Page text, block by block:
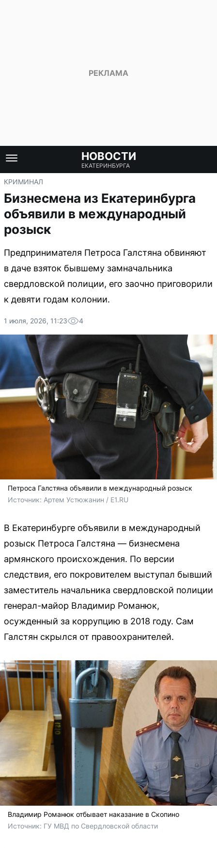
НОВОСТИ
ЕКАТЕРИНБУРГА
КРИМИНАЛ
Бизнесмена из Екатеринбурга
объявили в международный
розыск
Предпринимателя Петроса Галстяна обвиняют
в даче взяток бывшему замначальника
свердловской полиции, его заочно приговорили
к девяти годам колонии.
1 июля, 2026, 11:23 4
Петроса Галстяна объявили в международный розыск
Источник: Артем Устюжанин / E1.RU
В Екатеринбурге объявили в международный
розыск Петроса Галстяна — бизнесмена
армянского происхождения. По версии
следствия, его покровителем выступал бывший
заместитель начальника свердловской полиции
генерал-майор Владимир Романюк,
осужденный за коррупцию в 2018 году. Сам
Галстян скрылся от правоохранителей.
Владимир Романюк отбывает наказание в Скопино
Источник: ГУ МВД по Свердловской области